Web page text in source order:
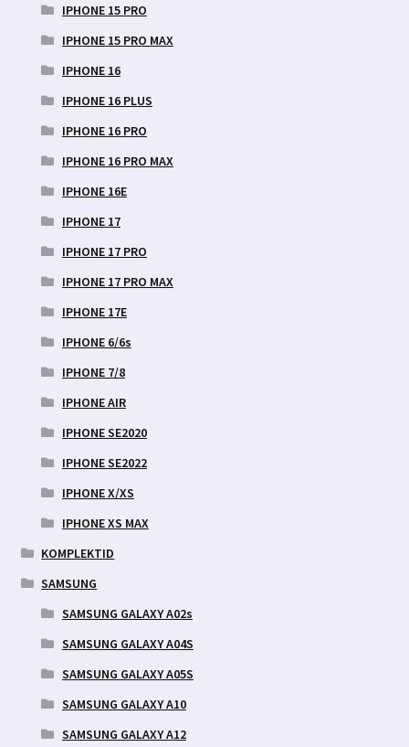
IPHONE 15 PRO
IPHONE 15 PRO MAX
IPHONE 16
IPHONE 16 PLUS
IPHONE 16 PRO
IPHONE 16 PRO MAX
IPHONE 16E
IPHONE 17
IPHONE 17 PRO
IPHONE 17 PRO MAX
IPHONE 17E
IPHONE 6/6s
IPHONE 7/8
IPHONE AIR
IPHONE SE2020
IPHONE SE2022
IPHONE X/XS
IPHONE XS MAX
KOMPLEKTID
SAMSUNG
SAMSUNG GALAXY A02s
SAMSUNG GALAXY A04S
SAMSUNG GALAXY A05S
SAMSUNG GALAXY A10
SAMSUNG GALAXY A12